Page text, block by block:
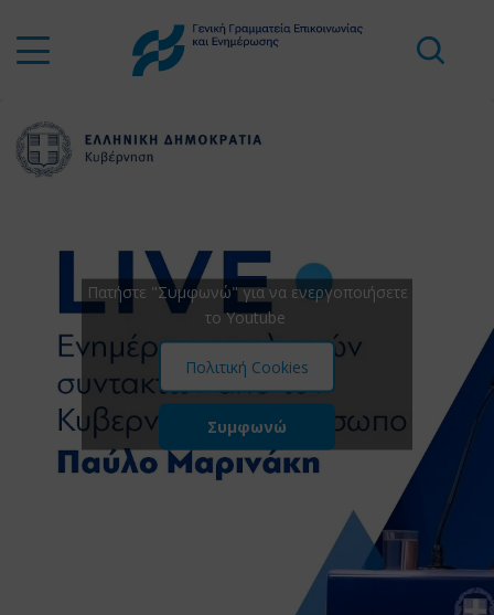
Πατήστε "Συμφωνώ" για να ενεργοποιήσετε
το Youtube
Πολιτική Cookies
Συμφωνώ